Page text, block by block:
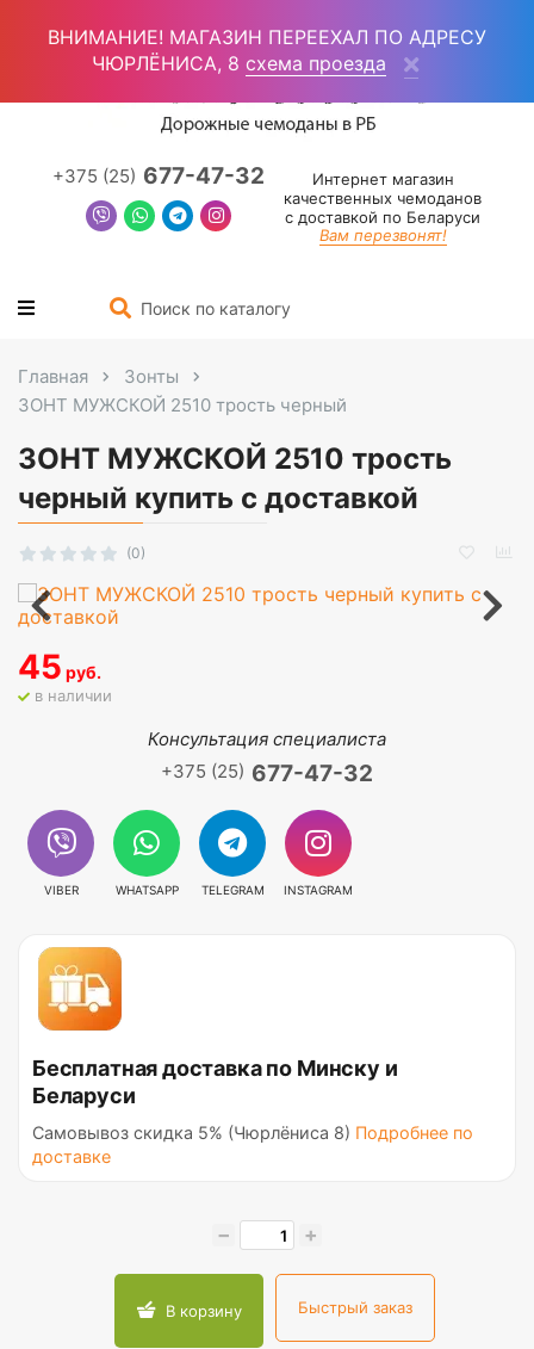
+375 (25) 677-47-32
Интернет магазин
качественных чемоданов
с доставкой по Беларуси
Вам перезвонят!
Главная
Зонты
ЗОНТ МУЖСКОЙ 2510 трость черный
ЗОНТ МУЖСКОЙ 2510 трость
черный купить с доставкой
(0)
45 руб.
в наличии
Консультация специалиста
+375 (25) 677-47-32
VIBER WHATSAPP TELEGRAM INSTAGRAM
Бесплатная доставка по Минску и
Беларуси
Самовывоз скидка 5% (Чюрлёниса 8) Подробнее по
доставке
− +
В корзину Быстрый заказ
ВНИМАНИЕ! МАГАЗИН ПЕРЕЕХАЛ ПО АДРЕСУ
ЧЮРЛЁНИСА, 8 схема проезда